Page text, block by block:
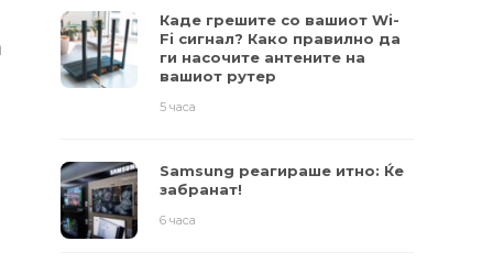
Каде грешите со вашиот Wi-
Fi сигнал? Како правилно да
ги насочите антените на
вашиот рутер
5 часа
Samsung реагираше итно: Ќе
забранат!
6 часа